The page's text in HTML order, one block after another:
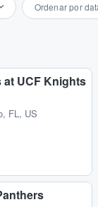
Ordenar por
UCF Knights
FL, US